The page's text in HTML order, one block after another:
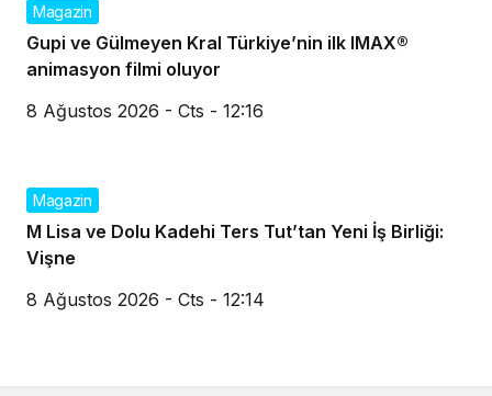
Magazin
Gupi ve Gülmeyen Kral Türkiye’nin ilk IMAX®
animasyon filmi oluyor
8 Ağustos 2026 - Cts - 12:16
Magazin
M Lisa ve Dolu Kadehi Ters Tut’tan Yeni İş Birliği:
Vişne
8 Ağustos 2026 - Cts - 12:14